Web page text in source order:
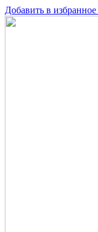
Добавить в избранное